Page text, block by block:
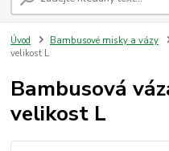
Úvod Bambusové misky a vázy
velikost L
Bambusová
velikost L